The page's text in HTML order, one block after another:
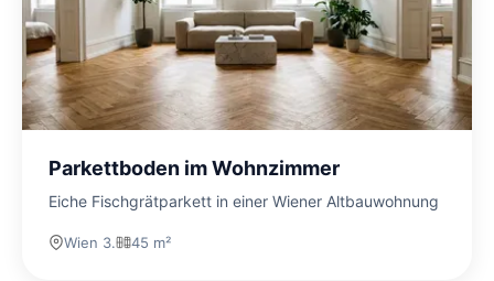
Parkettboden im Wohnzimmer
Eiche Fischgrätparkett in einer Wiener Altbauwohnung
Wien 3. 45 m²